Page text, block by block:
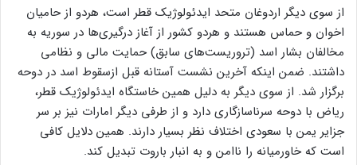
از سوی دیگر اردوغان متحد ایدئولوژیک قطر است، هردو از حامیان
اخوان و حماس هستند و هردو کشور از آغاز درگیری‌ها در سوریه به
مخالفان بشار اسد (تروریست‌های سابق) حمایت مالی و نظامی
داشتند. ضمن اینکه آخرین نشست آستانه قبل ازسقوط اسد در دوحه
برگزار شد. از سوی دیگر به دلیل همین خاستگاه ایدئولوژیک قطر،
ریاض با دوحه سرناسازگاری دارد و از طرفی دیگر امارات نیز بر سر
جزایر یمن با سعودی اختلاف نظر بسیار دارند. همین دلایل کافی‌
است که خاورمیانه را ناامن و به انبار باروت تبدیل کند.